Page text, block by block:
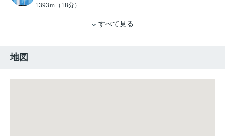
1393ｍ（18分）
すべて見る
地図